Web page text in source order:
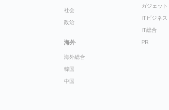
社会
政治
海外
海外総合
韓国
中国
ガジェット
ITビジネス
IT総合
PR